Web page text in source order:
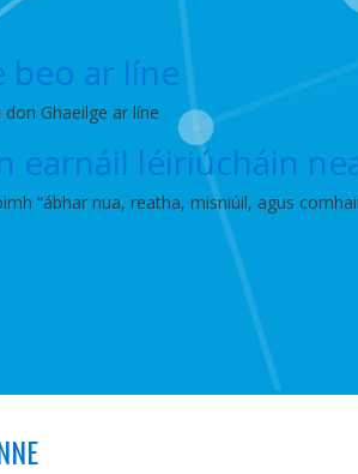
beo ar líne
Ghaeilge ar líne
earnáil léiriúcháin
“ábhar nua, reatha, misniúil, agus